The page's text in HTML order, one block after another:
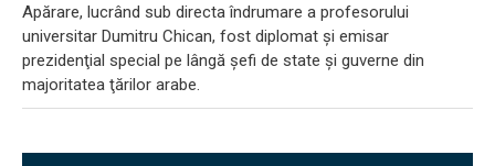
Apărare, lucrând sub directa îndrumare a profesorului
universitar Dumitru Chican, fost diplomat și emisar
prezidenţial special pe lângă şefi de state şi guverne din
majoritatea ţărilor arabe.